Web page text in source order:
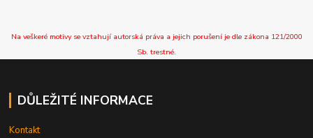
Na veškeré motivy se vztahují autorská práva a jejich porušení je dle zákona 121/2000
Sb. trestné.
DŮLEŽITÉ INFORMACE
Kontakt